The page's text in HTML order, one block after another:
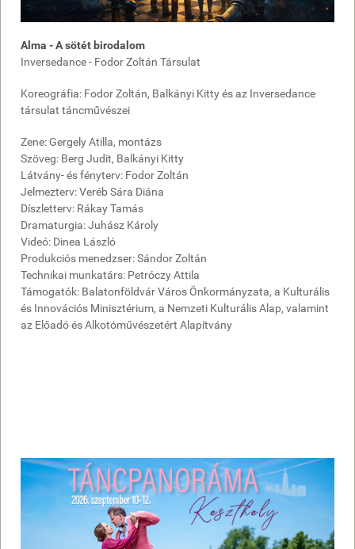
Alma - A sötét birodalom
Inversedance - Fodor Zoltán Társulat
Koreográfia: Fodor Zoltán, Balkányi Kitty és az Inversedance
társulat táncművészei
Zene: Gergely Atilla, montázs
Szöveg: Berg Judit, Balkányi Kitty
Látvány- és fényterv: Fodor Zoltán
Jelmezterv: Veréb Sára Diána
Díszletterv: Rákay Tamás
Dramaturgia: Juhász Károly
Videó: Dinea László
Produkciós menedzser: Sándor Zoltán
Technikai munkatárs: Petróczy Attila
Támogatók: Balatonföldvár Város Önkormányzata, a Kulturális
és Innovációs Minisztérium, a Nemzeti Kulturális Alap, valamint
az Előadó és Alkotóművészetért Alapítvány